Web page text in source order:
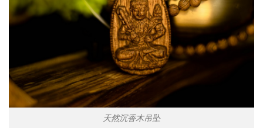
天然沉香木吊坠